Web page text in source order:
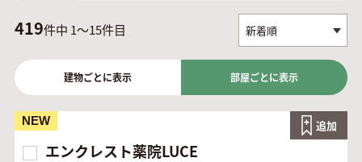
419件中 1～15件目
部屋ごとに表示
建物ごとに表示
エンクレスト薬院LUCE
NEW 追加